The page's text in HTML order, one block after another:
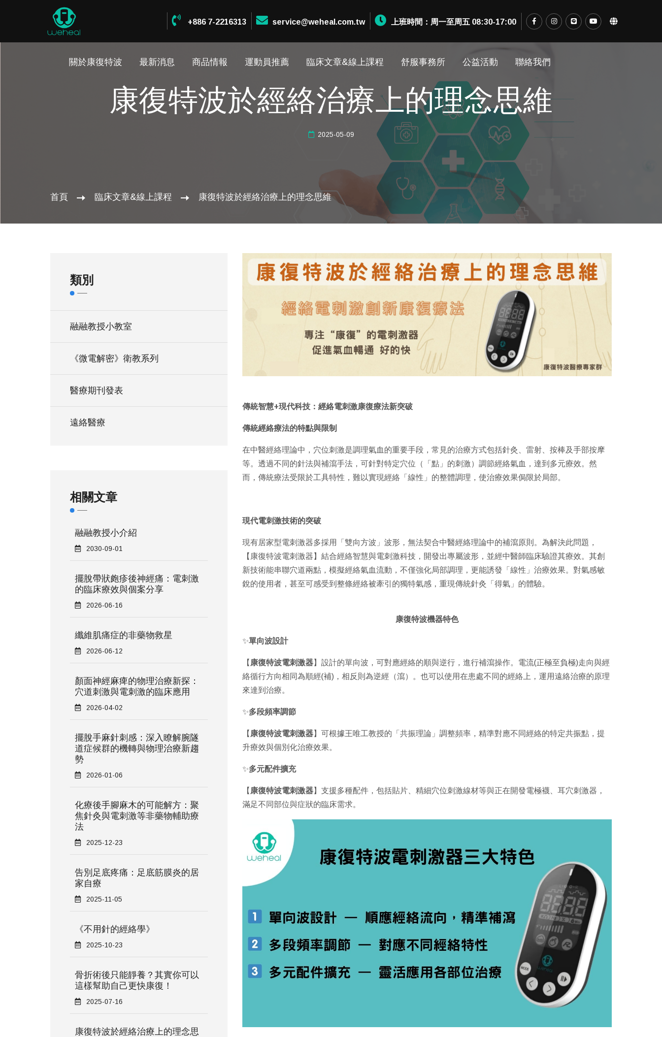
+886 7-2216313 service@weheal.com.tw 上班時間：周一至周五 08:30-17:00
關於康復特波 最新消息 商品情報 運動員推薦 臨床文章&線上課程 舒服事務所 公益活動 聯絡我們
康復特波於經絡治療上的理念思維
2025-05-09
首頁 臨床文章&線上課程 康復特波於經絡治療上的理念思維
類別
融融教授小教室
《微電解密》衛教系列
醫療期刊發表
遠絡醫療
相關文章
融融教授小介紹
2030-09-01
擺脫帶狀皰疹後神經痛：電刺激
的臨床療效與個案分享
2026-06-16
纖維肌痛症的非藥物救星
2026-06-12
顏面神經麻痺的物理治療新探：
穴道刺激與電刺激的臨床應用
2026-04-02
擺脫手麻針刺感：深入瞭解腕隧
道症候群的機轉與物理治療新趨
勢
2026-01-06
化療後手腳麻木的可能解方：聚
焦針灸與電刺激等非藥物輔助療
法
2025-12-23
告別足底疼痛：足底筋膜炎的居
家自療
2025-11-05
《不用針的經絡學》
2025-10-23
骨折術後只能靜養？其實你可以
這樣幫助自己更快康復！
2025-07-16
康復特波於經絡治療上的理念思
傳統智慧+現代科技：經絡電刺激康復療法新突破
傳統經絡療法的特點與限制
在中醫經絡理論中，穴位刺激是調理氣血的重要手段，常見的治療方式包括針灸、雷射、按棒及手部按摩
等。透過不同的針法與補瀉手法，可針對特定穴位（「點」的刺激）調節經絡氣血，達到多元療效。然
而，傳統療法受限於工具特性，難以實現經絡「線性」的整體調理，使治療效果侷限於局部。
現代電刺激技術的突破
現有居家型電刺激器多採用「雙向方波」波形，無法契合中醫經絡理論中的補瀉原則。為解決此問題，
【康復特波電刺激器】結合經絡智慧與電刺激科技，開發出專屬波形，並經中醫師臨床驗證其療效。其創
新技術能串聯穴道兩點，模擬經絡氣血流動，不僅強化局部調理，更能誘發「線性」治療效果。對氣感敏
銳的使用者，甚至可感受到整條經絡被牽引的獨特氣感，重現傳統針灸「得氣」的體驗。
康復特波機器特色
✨單向波設計
【 康復特波電刺激器】設計的單向波，可對應經絡的順與逆行，進行補瀉操作。電流(正極至負極)走向與經
絡循行方向相同為順經(補)，相反則為逆經（瀉）。也可以使用在患處不同的經絡上，運用遠絡治療的原理
來達到治療。
✨多段頻率調節
【 康復特波電刺激器】可根據王唯工教授的「共振理論」調整頻率，精準對應不同經絡的特定共振點，提
升療效與個別化治療效果。
✨多元配件擴充
【 康復特波電刺激器】支援多種配件，包括貼片、精細穴位刺激線材等與正在開發電極襪、耳穴刺激器，
滿足不同部位與症狀的臨床需求。